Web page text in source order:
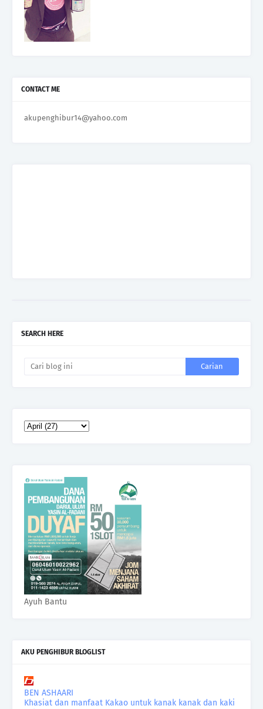
CONTACT ME
akupenghibur14@yahoo.com
SEARCH HERE
Ayuh Bantu
AKU PENGHIBUR BLOGLIST
BEN ASHAARI
Khasiat dan manfaat Kakao untuk kanak kanak dan kaki